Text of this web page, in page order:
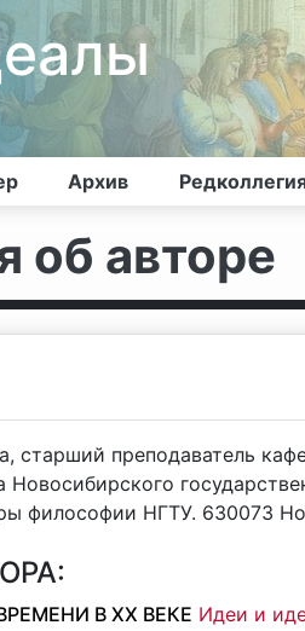
Архив
об авторе
старший преподаватель
Новосибирского
философии НГТУ. 630073
В XX ВЕКЕ Идеи и